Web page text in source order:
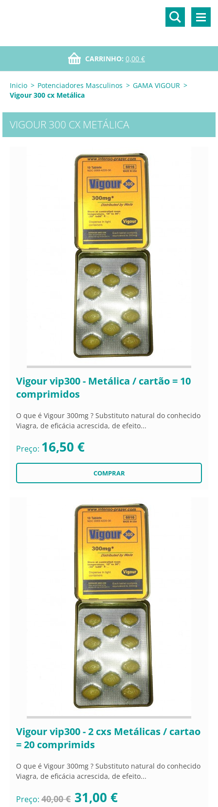
CARRINHO: 0,00 €
Inicio > Potenciadores Masculinos > GAMA VIGOUR >
Vigour 300 cx Metálica
VIGOUR 300 CX METÁLICA
Vigour vip300 - Metálica / cartão = 10
comprimidos
O que é Vigour 300mg ? Substituto natural do conhecido
Viagra, de eficácia acrescida, de efeito...
Preço: 16,50 €
Vigour vip300 - 2 cxs Metálicas / cartao
= 20 comprimids
O que é Vigour 300mg ? Substituto natural do conhecido
Viagra, de eficácia acrescida, de efeito...
Preço: 40,00 € 31,00 €